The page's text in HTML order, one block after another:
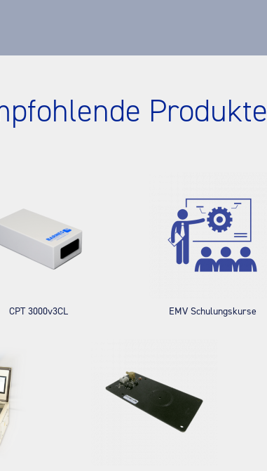
Produkte
CPT 3000v3CL EMV Schulungskurse